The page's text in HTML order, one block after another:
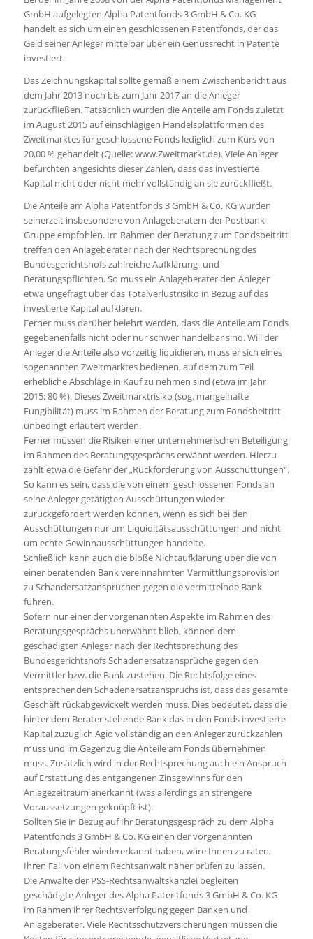
GmbH aufgelegten Alpha Patentfonds 3 GmbH & Co. KG
handelt es sich um einen geschlossenen Patentfonds, der das
Geld seiner Anleger mittelbar über ein Genussrecht in Patente
investiert.
Das Zeichnungskapital sollte gemäß einem Zwischenbericht aus
dem Jahr 2013 noch bis zum Jahr 2017 an die Anleger
zurückfließen. Tatsächlich wurden die Anteile am Fonds zuletzt
im August 2015 auf einschlägigen Handelsplattformen des
Zweitmarktes für geschlossene Fonds lediglich zum Kurs von
20,00 % gehandelt (Quelle: www.Zweitmarkt.de). Viele Anleger
befürchten angesichts dieser Zahlen, dass das investierte
Kapital nicht oder nicht mehr vollständig an sie zurückfließt.
Die Anteile am Alpha Patentfonds 3 GmbH & Co. KG wurden
seinerzeit insbesondere von Anlageberatern der Postbank-
Gruppe empfohlen. Im Rahmen der Beratung zum Fondsbeitritt
treffen den Anlageberater nach der Rechtsprechung des
Bundesgerichtshofs zahlreiche Aufklärung- und
Beratungspflichten. So muss ein Anlageberater den Anleger
etwa ungefragt über das Totalverlustrisiko in Bezug auf das
investierte Kapital aufklären.
Ferner muss darüber belehrt werden, dass die Anteile am Fonds
gegebenenfalls nicht oder nur schwer handelbar sind. Will der
Anleger die Anteile also vorzeitig liquidieren, muss er sich eines
sogenannten Zweitmarktes bedienen, auf dem zum Teil
erhebliche Abschläge in Kauf zu nehmen sind (etwa im Jahr
2015: 80 %). Dieses Zweitmarktrisiko (sog. mangelhafte
Fungibilität) muss im Rahmen der Beratung zum Fondsbeitritt
unbedingt erläutert werden.
Ferner müssen die Risiken einer unternehmerischen Beteiligung
im Rahmen des Beratungsgesprächs erwähnt werden. Hierzu
zählt etwa die Gefahr der „Rückforderung von Ausschüttungen“.
So kann es sein, dass die von einem geschlossenen Fonds an
seine Anleger getätigten Ausschüttungen wieder
zurückgefordert werden können, wenn es sich bei den
Ausschüttungen nur um Liquiditätsausschüttungen und nicht
um echte Gewinnausschüttungen handelte.
Schließlich kann auch die bloße Nichtaufklärung über die von
einer beratenden Bank vereinnahmten Vermittlungsprovision
zu Schandersatzansprüchen gegen die vermittelnde Bank
führen.
Sofern nur einer der vorgenannten Aspekte im Rahmen des
Beratungsgesprächs unerwähnt blieb, können dem
geschädigten Anleger nach der Rechtsprechung des
Bundesgerichtshofs Schadenersatzansprüche gegen den
Vermittler bzw. die Bank zustehen. Die Rechtsfolge eines
entsprechenden Schadenersatzanspruchs ist, dass das gesamte
Geschäft rückabgewickelt werden muss. Dies bedeutet, dass die
hinter dem Berater stehende Bank das in den Fonds investierte
Kapital zuzüglich Agio vollständig an den Anleger zurückzahlen
muss und im Gegenzug die Anteile am Fonds übernehmen
muss. Zusätzlich wird in der Rechtsprechung auch ein Anspruch
auf Erstattung des entgangenen Zinsgewinns für den
Anlagezeitraum anerkannt (was allerdings an strengere
Voraussetzungen geknüpft ist).
Sollten Sie in Bezug auf Ihr Beratungsgespräch zu dem Alpha
Patentfonds 3 GmbH & Co. KG einen der vorgenannten
Beratungsfehler wiedererkannt haben, wäre Ihnen zu raten,
Ihren Fall von einem Rechtsanwalt näher prüfen zu lassen.
Die Anwälte der PSS-Rechtsanwaltskanzlei begleiten
geschädigte Anleger des Alpha Patentfonds 3 GmbH & Co. KG
im Rahmen ihrer Rechtsverfolgung gegen Banken und
Anlageberater. Viele Rechtsschutzversicherungen müssen die